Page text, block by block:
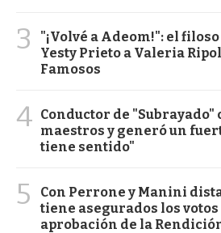
3
"¡Volvé a Adeom!": el
Yesty Prieto a Valeria
Famosos
4 Conductor de
maestros y generó un
tiene sentido"
5
Con Perrone y Manini
tiene asegurados los
aprobación de la